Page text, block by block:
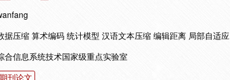
据压缩 算术编码 统计模型 汉语文本压缩 编辑距离 局部自适应
合信息系统技术国家级重点实验室
期刊论文